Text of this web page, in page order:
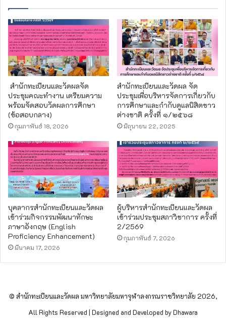
สำนักทะเบียนและวัดผลจัด
ประชุมคณะทำงาน เตรียมความ
พร้อมจัดสอบวัดผลการศึกษา
(ข้อสอบกลาง)
กุมภาพันธ์ 18, 2026
สำนักทะเบียนและวัดผล จัด
ประชุมเพื่อบริหารจัดการเกี่ยวกับ
การศึกษาและกำกับดูแลนิสิตชาว
ต่างชาติ ครั้งที่ ๑/๒๕๖๘
มิถุนายน 22, 2025
บุคลากรสำนักทะเบียนและวัดผล
เข้าร่วมกิจกรรมพัฒนาทักษะ
ภาษาอังกฤษ (English
Proficiency Enhancement)
มีนาคม 17, 2026
ผู้บริหารสำนักทะเบียนและวัดผล
เข้าร่วมประชุมสภาวิชาการ ครั้งที่
2/2569
กุมภาพันธ์ 7, 2026
© สำนักทะเบียนและวัดผล มหาวิทยาลัยมหาจุฬาลงกรณราชวิทยาลัย 2026,
All Rights Reserved | Designed and Developed by Dhawara